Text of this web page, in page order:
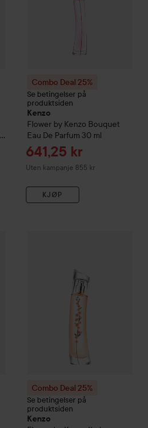
Combo Deal 25%
Se betingelser på
produktsiden
Kenzo
Flower by Kenzo Bouquet
Eau De Parfum 30 ml
Tilbudspris
641,25 kr
Uten kampanje 855 kr
KJØP
Combo Deal 25%
Se betingelser på
produktsiden
Kenzo